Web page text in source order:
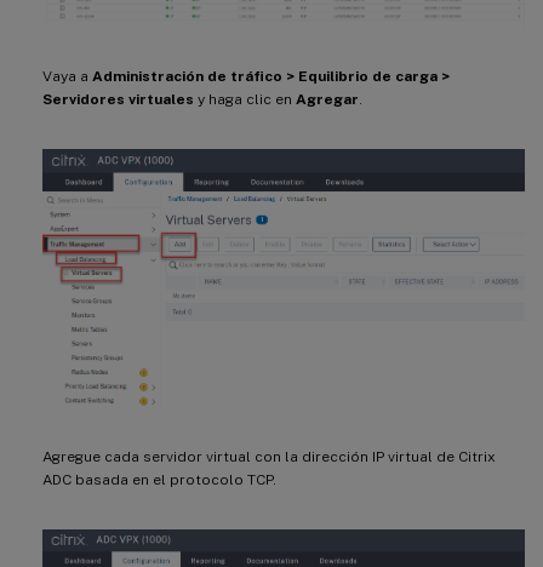
Vaya a Administración de tráfico > Equilibrio de carga >
Servidores virtuales y haga clic en Agregar
Agregue cada servidor virtual con la dirección IP virtual de Citrix
ADC basada en el protocolo TCP.